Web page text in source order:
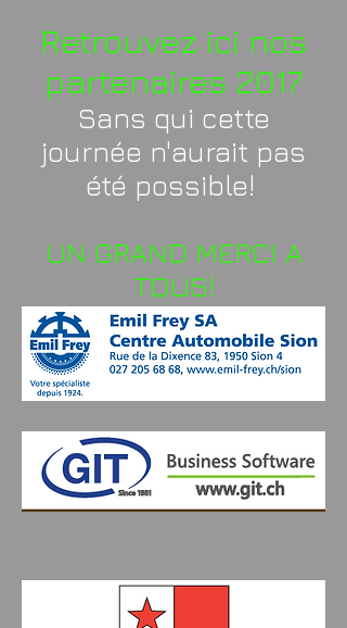
Retrouvez ici nos
partenaires 2017
Sans qui cette
journée n'aurait pas
été possible!
UN GRAND MERCI A
TOUS!